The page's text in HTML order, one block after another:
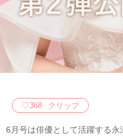
♡368 クリップ
6月号は俳優として活躍する